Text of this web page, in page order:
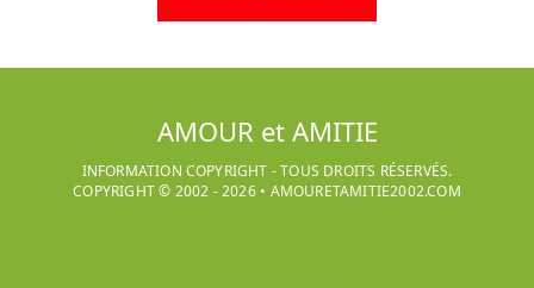
AMOUR et AMITIE
INFORMATION COPYRIGHT - TOUS DROITS RÉSERVÉS.
COPYRIGHT © 2002 -2026• AMOURETAMITIE2002.COM